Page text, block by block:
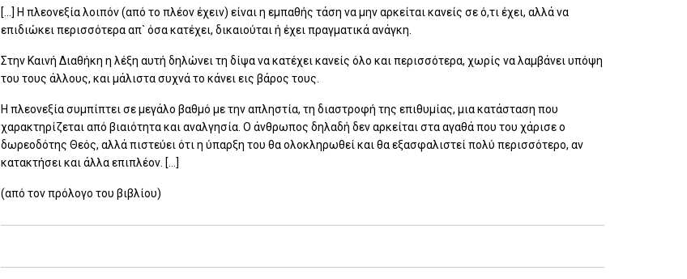
[...] Η πλεονεξία λοιπόν (από το πλέον έχειν) είναι η εμπαθής τάση να μην αρκείται κανείς σε ό,τι έχει, αλλά να
επιδιώκει περισσότερα απ` όσα κατέχει, δικαιούται ή έχει πραγματικά ανάγκη.
Στην Καινή Διαθήκη η λέξη αυτή δηλώνει τη δίψα να κατέχει κανείς όλο και περισσότερα, χωρίς να λαμβάνει υπόψη
του τους άλλους, και μάλιστα συχνά το κάνει εις βάρος τους.
Η πλεονεξία συμπίπτει σε μεγάλο βαθμό με την απληστία, τη διαστροφή της επιθυμίας, μια κατάσταση που
χαρακτηρίζεται από βιαιότητα και αναλγησία. Ο άνθρωπος δηλαδή δεν αρκείται στα αγαθά που του χάρισε ο
δωρεοδότης Θεός, αλλά πιστεύει ότι η ύπαρξη του θα ολοκληρωθεί και θα εξασφαλιστεί πολύ περισσότερο, αν
κατακτήσει και άλλα επιπλέον. [...]
(από τον πρόλογο του βιβλίου)